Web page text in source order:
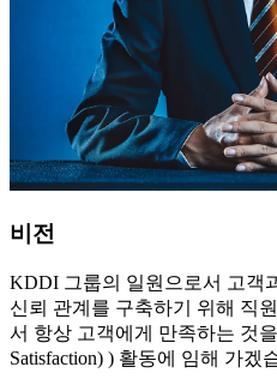
비전
KDDI 그룹의 일원으로서 고객
신뢰 관계를 구축하기 위해 직
서 항상 고객에게 만족하는 것
Satisfaction) ) 활동에 임해 가겠